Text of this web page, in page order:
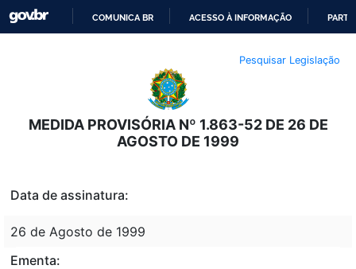
O
CONTEÚDO
COMUNICA BR ACESSO À INFORMAÇÃO
Pesquisar Legislação
MEDIDA PROVISÓRIA Nº 1.863-52 DE 26 DE
AGOSTO DE 1999
Data de assinatura:
26 de Agosto de 1999
Ementa: